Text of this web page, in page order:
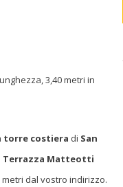
3,40 metri in
torre costiera di San
Terrazza Matteotti
metri dal vostro indirizzo.